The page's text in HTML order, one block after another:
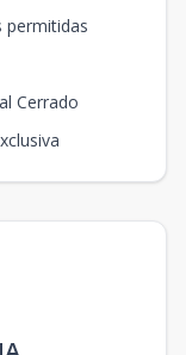
permitidas
Cerrado